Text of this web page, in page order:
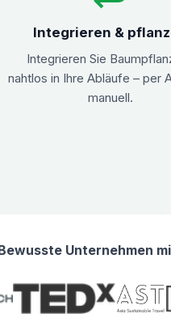
Integrieren &
Integrieren Sie
nahtlos in Ihre Abläufe – per
manuell.
Unternehmen